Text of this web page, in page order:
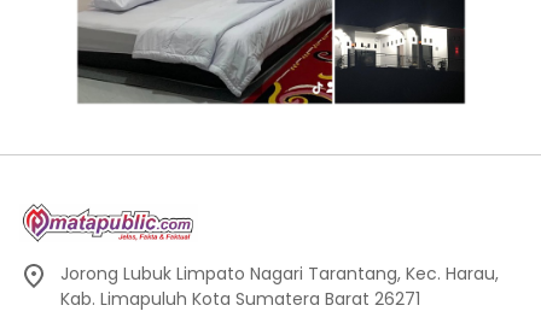
Jorong Lubuk Limpato Nagari Tarantang, Kec. Harau,
Kab. Limapuluh Kota Sumatera Barat 26271